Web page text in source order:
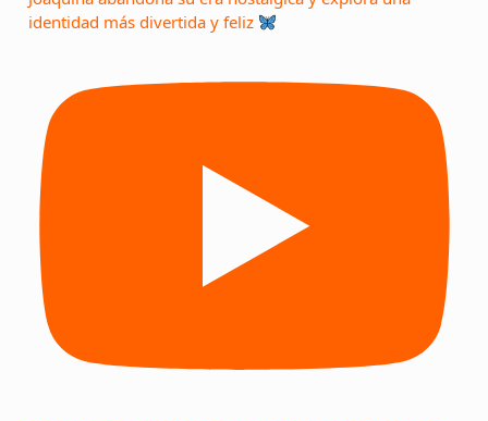
identidad más divertida y feliz